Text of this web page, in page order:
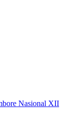
Nasional XII